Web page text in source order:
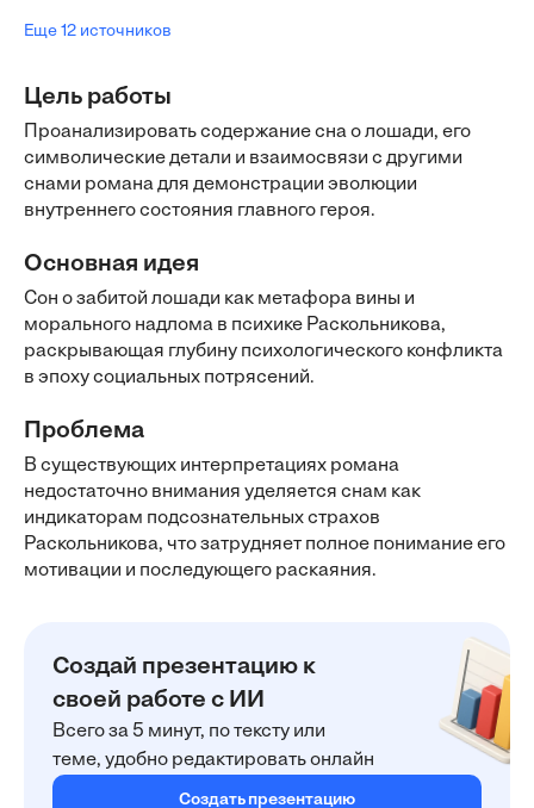
Еще 12 источников
Цель работы
Проанализировать содержание сна о лошади, его
символические детали и взаимосвязи с другими
снами романа для демонстрации эволюции
внутреннего состояния главного героя.
Основная идея
Сон о забитой лошади как метафора вины и
морального надлома в психике Раскольникова,
раскрывающая глубину психологического конфликта
в эпоху социальных потрясений.
Проблема
В существующих интерпретациях романа
недостаточно внимания уделяется снам как
индикаторам подсознательных страхов
Раскольникова, что затрудняет полное понимание его
мотивации и последующего раскаяния.
Создай презентацию к
своей работе с ИИ
Всего за 5 минут, по тексту или
теме, удобно редактировать онлайн
Создать презентацию